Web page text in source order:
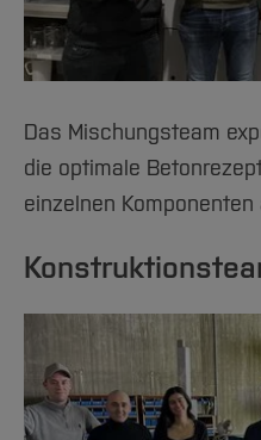
Das Mischungsteam
die optimale
einzelnen